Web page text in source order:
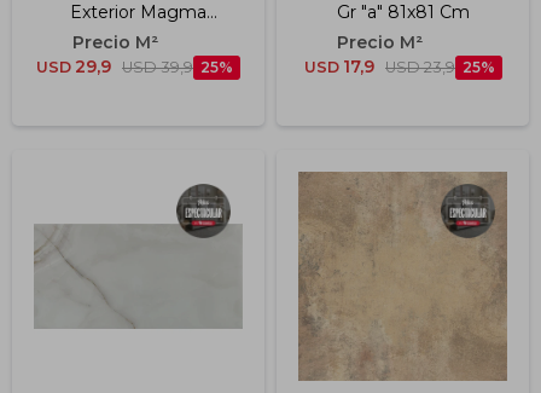
Exterior Magma
Terracota Ext. "a" 60x120
Cm
USD 29,9 USD 39,9 25
Gr "a" 81x81 Cm
USD 17,9 USD 23,9 25